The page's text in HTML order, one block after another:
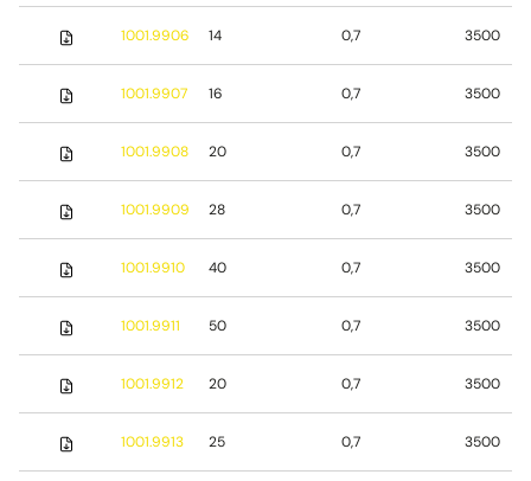
1001.9906 14 0,7 3500
1001.9907 16 0,7 3500
1001.9908 20 0,7 3500
1001.9909 28 0,7 3500
1001.9910 40 0,7 3500
1001.9911 50 0,7 3500
1001.9912 20 0,7 3500
1001.9913 25 0,7 3500